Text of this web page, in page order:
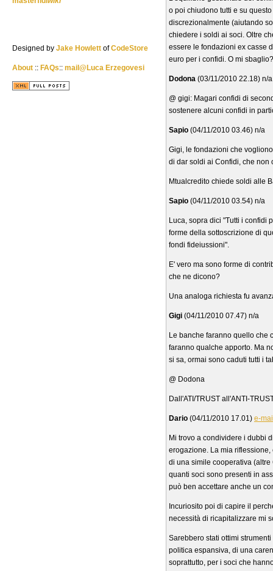
o poi chiudono tutti e su
discrezionalmente (aiutando
chiedere i soldi ai soci. Oltre
essere le fondazioni ex casse
euro per i confidi. O mi sbaglio?
Dodona (03/11/2010 22.18) n/a
@ gigi: Magari confidi di
sostenere alcuni confidi in
Sapio (04/11/2010 03.46) n/a
Gigi, le fondazioni che
di dar soldi ai Confidi, che non
Mtualcredito chiede soldi alle
Sapio (04/11/2010 03.54) n/a
Luca, sopra dici "Tutti i confidi
forme della sottoscrizione di
fondi fideiussioni".
E' vero ma sono forme di
che ne dicono?
Una analoga richiesta fu
Gigi (04/11/2010 07.47) n/a
Le banche faranno quello che
faranno qualche apporto. Ma
si sa, ormai sono caduti tutti i
@ Dodona
Dall'ATI/TRUST all'ANTI-
Dario (04/11/2010 17.01) e-
Mi trovo a condividere i dubbi
erogazione. La mia
di una simile cooperativa
quanti soci sono presenti in
può ben accettare anche un
Incuriosito poi di capire il
necessità di ricapitalizzare mi
Sarebbero stati ottimi
politica espansiva, di una
soprattutto, per i soci che
Designed by Jake Howlett ofCodeStore
About :: FAQs:: mail@Luca Erzegovesi